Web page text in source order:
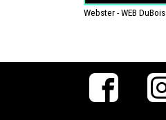
Webster - WEB DuBois